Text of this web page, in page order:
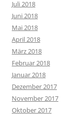
Juli 2018
Juni 2018
Mai 2018
April 2018
März 2018
Februar 2018
Januar 2018
Dezember 2017
November 2017
Oktober 2017